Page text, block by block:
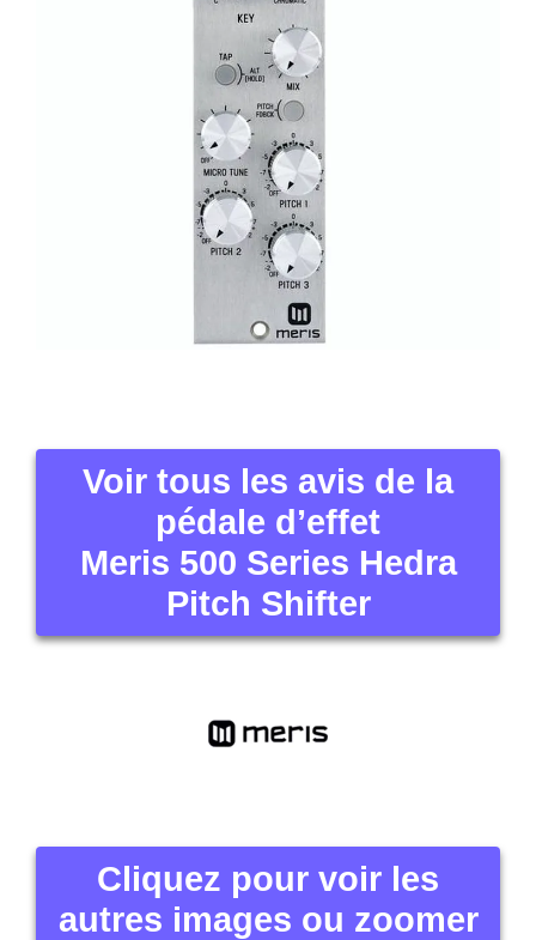
Voir tous les avis de la
pédale d’effet
Meris 500 Series Hedra
Pitch Shifter
Cliquez pour voir les
autres images ou zoomer